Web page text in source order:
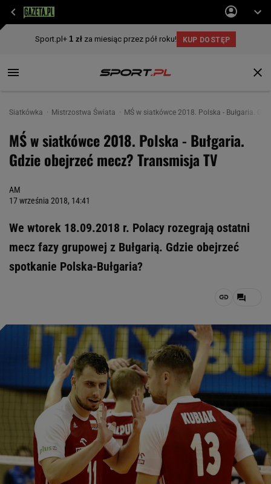
Siatkówka Mistrzostwa Świata MŚ w siatkówce 2018. Polska - Bułgaria.
MŚ w siatkówce 2018. Polska - Bułgaria.
Gdzie obejrzeć mecz? Transmisja TV
AM
17 września 2018, 14:41
We wtorek 18.09.2018 r. Polacy rozegrają ostatni
mecz fazy grupowej z Bułgarią. Gdzie obejrzeć
spotkanie Polska-Bułgaria?